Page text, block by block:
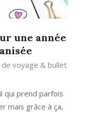
une année
voyage & bullet
qui prend parfois
mais grâce à ça,